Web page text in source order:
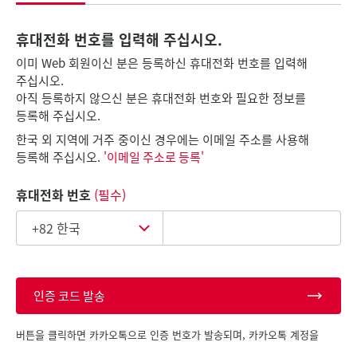
휴대전화 번호를 입력해 주십시오.
이미 Web 회원이신 분은 등록하신 휴대전화 번호를 입력해
주십시오.
아직 등록하지 않으신 분은 휴대전화 번호와 필요한 정보를
등록해 주십시오.
한국 외 지역에 거주 중이신 경우에는 이메일 주소를 사용해
등록해 주십시오. '이메일 주소로 등록'
휴대전화 번호 (필수)
인증 코드 발송
버튼을 클릭하면 카카오톡으로 인증 번호가 발송되며, 카카오톡 계정을